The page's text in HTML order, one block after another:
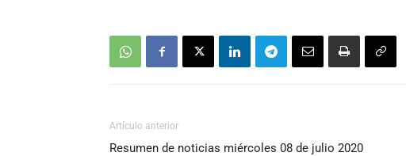
Artículo anterior
Resumen de noticias miércoles 08 de julio 2020